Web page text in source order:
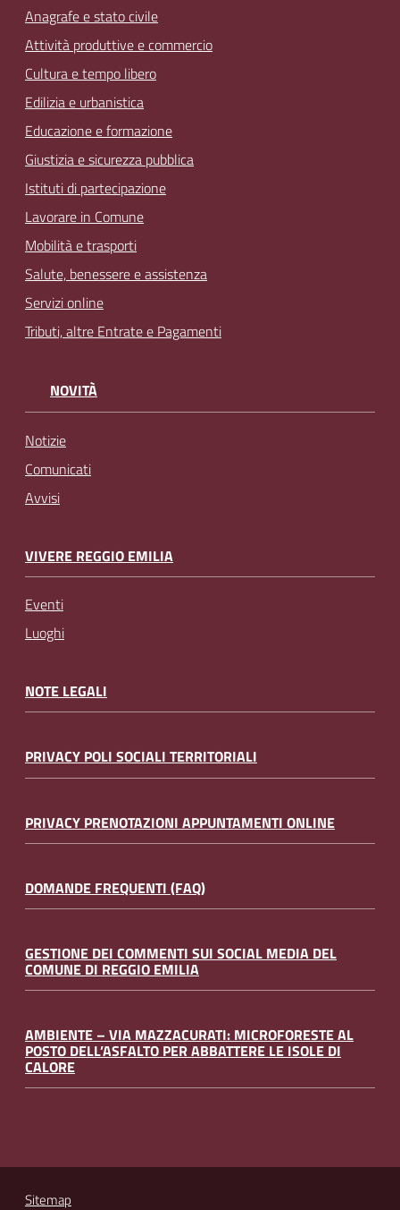
Anagrafe e stato civile
Attività produttive e commercio
Cultura e tempo libero
Edilizia e urbanistica
Educazione e formazione
Giustizia e sicurezza pubblica
Istituti di partecipazione
Lavorare in Comune
Mobilità e trasporti
Salute, benessere e assistenza
Servizi online
Tributi, altre Entrate e Pagamenti
NOVITÀ
Notizie
Comunicati
Avvisi
VIVERE REGGIO EMILIA
Eventi
Luoghi
NOTE LEGALI
PRIVACY POLI SOCIALI TERRITORIALI
PRIVACY PRENOTAZIONI APPUNTAMENTI ONLINE
DOMANDE FREQUENTI (FAQ)
GESTIONE DEI COMMENTI SUI SOCIAL MEDIA DEL
COMUNE DI REGGIO EMILIA
AMBIENTE – VIA MAZZACURATI: MICROFORESTE AL
POSTO DELL’ASFALTO PER ABBATTERE LE ISOLE DI
CALORE
Sitemap